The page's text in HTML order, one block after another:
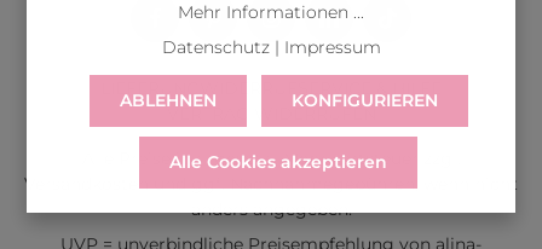
VERTRAG WIDERRUFEN
Alle Preise inkl. gesetzl. Mehrwertsteuer zzgl.
Versandkostenund ggf. Nachnahmegebühren, wenn nicht
anders angegeben.
UVP = unverbindliche Preisempfehlung von alina-
Mehr Informationen ...
Datenschutz| Impressum
ABLEHNEN KONFIGURIEREN
Alle Cookies akzeptieren